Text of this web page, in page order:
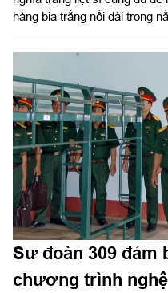
hàng bia trắng nối dài trong
khắc lên đá, vẫn còn không
chưa xác định được thông
khép lại của chiến tranh...
Sư đoàn 309 đảm
chương trình